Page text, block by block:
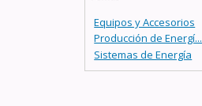
Equipos y Accesorios
Producción de Energí...
Sistemas de Energía